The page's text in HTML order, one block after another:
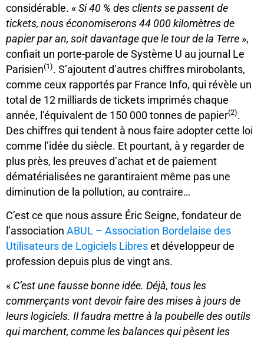
considérable. « Si 40 % des clients se passent de
tickets, nous économiserons 44 000 kilomètres de
papier par an, soit davantage que le tour de la Terre »,
confiait un porte-parole de Système U au journal Le
Parisien(1). S’ajoutent d’autres chiffres mirobolants,
comme ceux rapportés par France Info, qui révèle un
total de 12 milliards de tickets imprimés chaque
année, l’équivalent de 150 000 tonnes de papier(2).
Des chiffres qui tendent à nous faire adopter cette loi
comme l’idée du siècle. Et pourtant, à y regarder de
plus près, les preuves d’achat et de paiement
dématérialisées ne garantiraient même pas une
diminution de la pollution, au contraire…
C’est ce que nous assure Éric Seigne, fondateur de
l’association ABUL – Association Bordelaise des
Utilisateurs de Logiciels Libres et développeur de
profession depuis plus de vingt ans.
« C’est une fausse bonne idée. Déjà, tous les
commerçants vont devoirfaire des mises à jours de
leurs logiciels. Il faudra mettre à la poubelle des outils
qui marchent, comme les balances qui pèsent les